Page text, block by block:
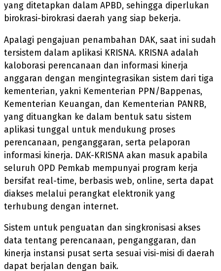
yang ditetapkan dalam APBD, sehingga diperlukan
birokrasi-birokrasi daerah yang siap bekerja.
Apalagi pengajuan penambahan DAK, saat ini sudah
tersistem dalam aplikasi KRISNA. KRISNA adalah
kaloborasi perencanaan dan informasi kinerja
anggaran dengan mengintegrasikan sistem dari tiga
kementerian, yakni Kementerian PPN/Bappenas,
Kementerian Keuangan, dan Kementerian PANRB,
yang dituangkan ke dalam bentuk satu sistem
aplikasi tunggal untuk mendukung proses
perencanaan, penganggaran, serta pelaporan
informasi kinerja. DAK-KRISNA akan masuk apabila
seluruh OPD Pemkab mempunyai program kerja
bersifat real-time, berbasis web, online, serta dapat
diakses melalui perangkat elektronik yang
terhubung dengan internet.
Sistem untuk penguatan dan singkronisasi akses
data tentang perencanaan, penganggaran, dan
kinerja instansi pusat serta sesuai visi-misi di daerah
dapat berjalan dengan baik.